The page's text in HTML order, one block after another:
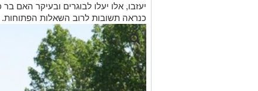
יעזבו, אלו יעלו לבוגרים ובעיקר האם
כנראה תשובות לרוב השאלות הפתוחות.